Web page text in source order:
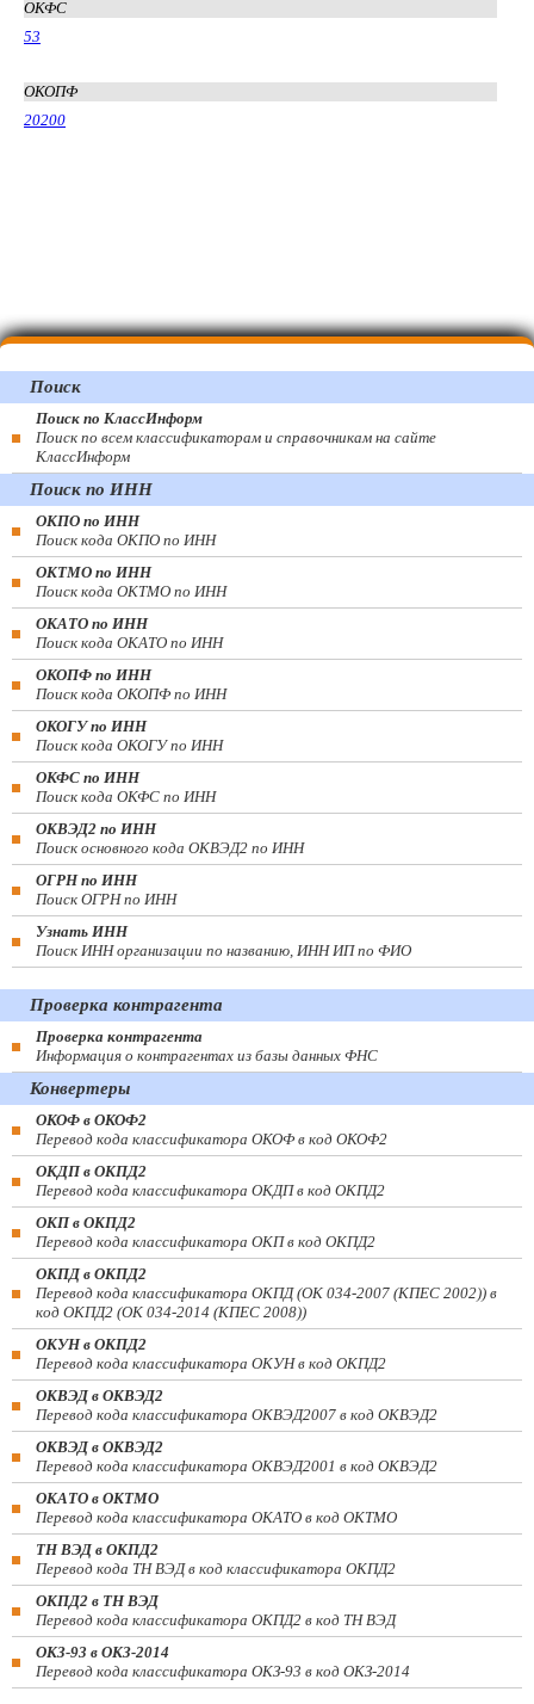
ОКФС
53
ОКОПФ
20200
Поиск
Поиск по КлассИнформ
Поиск по всем классификаторам и справочникам на сайте
КлассИнформ
Поиск по ИНН
ОКПО по ИНН
Поиск кода ОКПО по ИНН
ОКТМО по ИНН
Поиск кода ОКТМО по ИНН
ОКАТО по ИНН
Поиск кода ОКАТО по ИНН
ОКОПФ по ИНН
Поиск кода ОКОПФ по ИНН
ОКОГУ по ИНН
Поиск кода ОКОГУ по ИНН
ОКФС по ИНН
Поиск кода ОКФС по ИНН
ОКВЭД2 по ИНН
Поиск основного кода ОКВЭД2 по ИНН
ОГРН по ИНН
Поиск ОГРН по ИНН
Узнать ИНН
Поиск ИНН организации по названию, ИНН ИП по ФИО
Проверка контрагента
Проверка контрагента
Информация о контрагентах из базы данных ФНС
Конвертеры
ОКОФ в ОКОФ2
Перевод кода классификатора ОКОФ в код ОКОФ2
ОКДП в ОКПД2
Перевод кода классификатора ОКДП в код ОКПД2
ОКП в ОКПД2
Перевод кода классификатора ОКП в код ОКПД2
ОКПД в ОКПД2
Перевод кода классификатора ОКПД (ОК 034-2007 (КПЕС 2002)) в
код ОКПД2 (ОК 034-2014 (КПЕС 2008))
ОКУН в ОКПД2
Перевод кода классификатора ОКУН в код ОКПД2
ОКВЭД в ОКВЭД2
Перевод кода классификатора ОКВЭД2007 в код ОКВЭД2
ОКВЭД в ОКВЭД2
Перевод кода классификатора ОКВЭД2001 в код ОКВЭД2
ОКАТО в ОКТМО
Перевод кода классификатора ОКАТО в код ОКТМО
ТН ВЭД в ОКПД2
Перевод кода ТН ВЭД в код классификатора ОКПД2
ОКПД2 в ТН ВЭД
Перевод кода классификатора ОКПД2 в код ТН ВЭД
ОКЗ-93 в ОКЗ-2014
Перевод кода классификатора ОКЗ-93 в код ОКЗ-2014